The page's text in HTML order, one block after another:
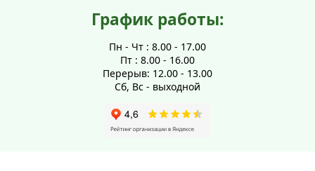
График работы:
Пн - Чт : 8.00 - 17.00
Пт : 8.00 - 16.00
Перерыв: 12.00 - 13.00
Сб, Вс - выходной